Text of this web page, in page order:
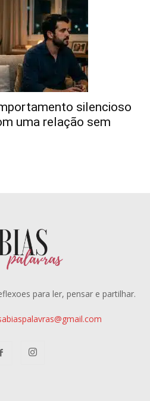
silencioso
uma relação sem
para ler, pensar e partilhar.